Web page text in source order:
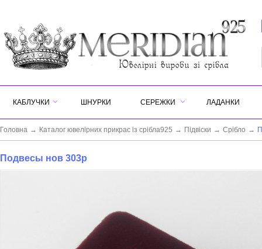
КАБЛУЧКИ ШНУРКИ СЕРЕЖКИ ЛАДАНКИ
Головна → Каталог ювелірних прикрас із срібла925 → Підвіски → Срібло →
Подвесы нов 303р